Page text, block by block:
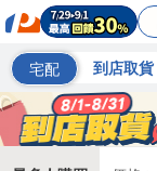
宅配 到店取貨